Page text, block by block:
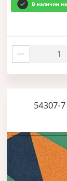
В наличии
54307-